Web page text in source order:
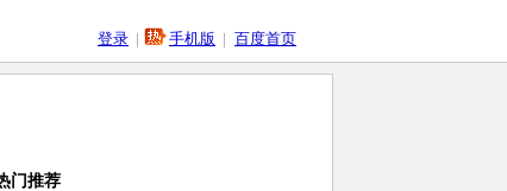
登录 | 手机版 | 百度首页
门推荐